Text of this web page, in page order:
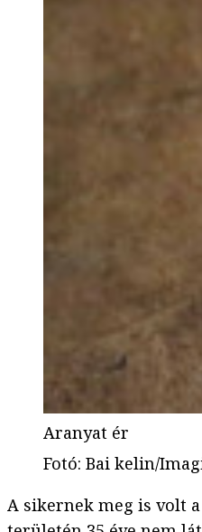
Aranyat ér
Fotó: Bai kelin/
A sikernek meg is volt